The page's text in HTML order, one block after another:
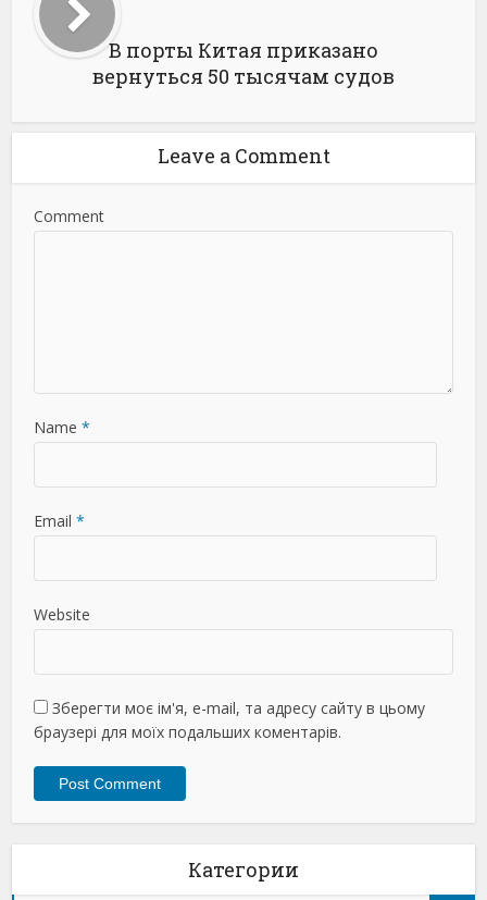
В порты Китая приказано
вернуться 50 тысячам судов
Leave a Comment
Comment
Name *
Email *
Website
Зберегти моє ім'я, e-mail, та адресу сайту в цьому
браузері для моїх подальших коментарів.
Категории